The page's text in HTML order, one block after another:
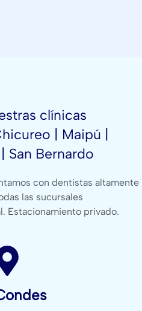
clínicas
| Maipú |
San Bernardo
con dentistas altamente
las sucursales
Estacionamiento privado.